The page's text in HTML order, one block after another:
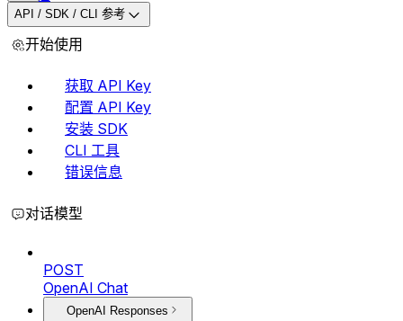
API / SDK / CLI 参考
开始使用
获取 API Key
配置 API Key
安装 SDK
CLI 工具
错误信息
对话模型
POST
OpenAI Chat
OpenAI Responses